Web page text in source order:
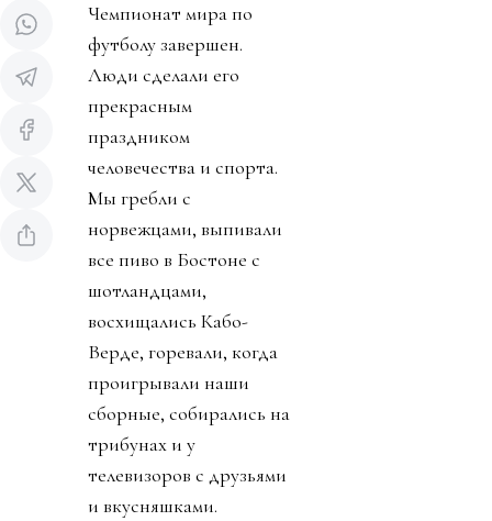
Чемпионат мира по
футболу завершен.
Люди сделали его
прекрасным
праздником
человечества и спорта.
Мы гребли с
норвежцами, выпивали
все пиво в Бостоне с
шотландцами,
восхищались Кабо-
Верде, горевали, когда
проигрывали наши
сборные, собирались на
трибунах и у
телевизоров с друзьями
и вкусняшками.